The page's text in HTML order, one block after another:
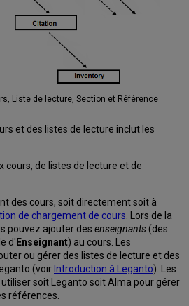
Liste de lecture, Section et Référence
et des listes de lecture inclut les
cours, de listes de lecture et de
des cours, soit directement soit à
de chargement de cours . Lors de la
pouvez ajouter des enseignants(des
d' Enseignant) au cours. Les
ou gérer des listes de lecture et des
(voir Introduction à Leganto). Les
soit Leganto soit Alma pour gérer
références.